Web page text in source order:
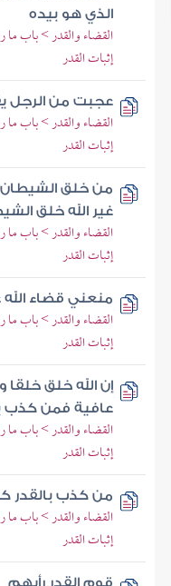
الذي هو بيده
القضاء والقدر > باب ما
إثبات القدر
عجبت من الرجل
القضاء والقدر > باب ما
إثبات القدر
من خلق
غير الله خلق
القضاء والقدر > باب ما
إثبات القدر
منعني قضاء
القضاء والقدر > باب ما
إثبات القدر
إن الله خلق خلقا
عافية فمن كذب
القضاء والقدر > باب ما
إثبات القدر
من كذب بالقدر
القضاء والقدر > باب ما
إثبات القدر
قوم القدر رأيهم